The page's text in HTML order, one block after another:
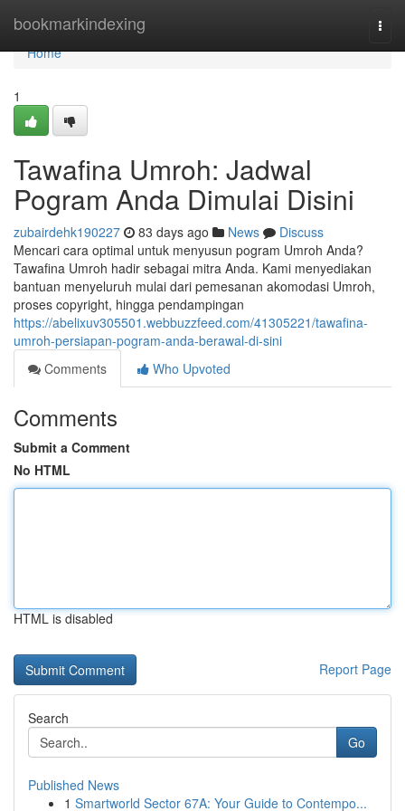
bookmarkindexing
Home
Home
1
Tawafina Umroh: Jadwal
Pogram Anda Dimulai Disini
zubairdehk190227 83 days ago News
Discuss
Mencari cara optimal untuk menyusun pogram Umroh Anda?
Tawafina Umroh hadir sebagai mitra Anda. Kami menyediakan
bantuan menyeluruh mulai dari pemesanan akomodasi Umroh,
proses copyright, hingga pendampingan
https://abelixuv305501.webbuzzfeed.com/41305221/tawafina-
umroh-persiapan-pogram-anda-berawal-di-sini
Comments
Who Upvoted
Comments
Submit a Comment
No HTML
HTML is disabled
Report Page
Search
Go
Published News
1 Smartworld Sector 67A: Your Guide to Contempo...